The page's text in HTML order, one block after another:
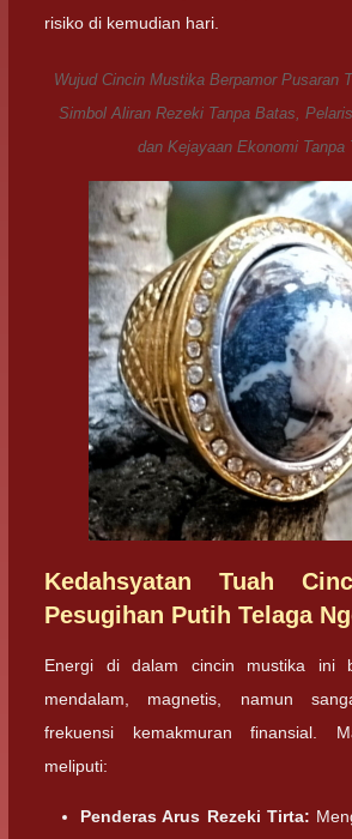
risiko di kemudian hari.
Wujud Cincin Mustika Berpamor Pusaran
Simbol Aliran Rezeki Tanpa Batas,
dan Kejayaan Ekonomi Tanpa
Kedahsyatan Tuah
Pesugihan Putih Telaga
Energi di dalam cincin mustika ini
mendalam, magnetis, namun
frekuensi kemakmuran finansial.
meliputi:
Penderas Arus Rezeki Tirta: